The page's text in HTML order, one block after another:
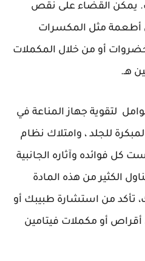
يمكن القضاء على نقص
أطعمة مثل المكسرات
أو من خلال المكملات
هـ.
لتقوية جهاز المناعة في
للجلد ، وامتلاك نظام
فوائده وآثاره الجانبية
الكثير من هذه المادة
تأكد من استشارة طبيبك أو
أقراص أو مكملات فيتامين